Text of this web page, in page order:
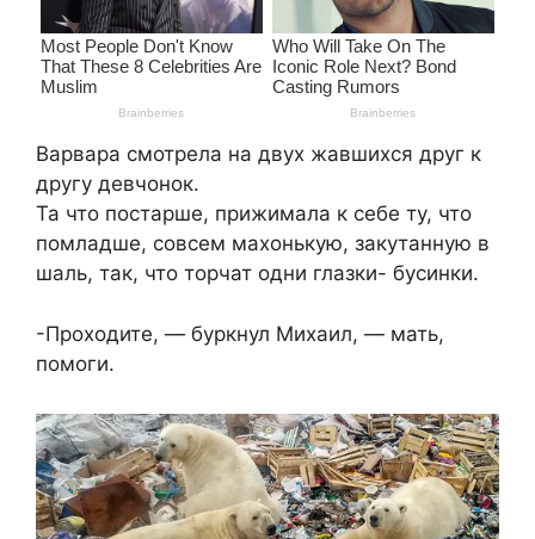
Варвара смотрела на двух жавшихся друг к
другу девчонок.
Та что постарше, прижимала к себе ту, что
помладше, совсем махонькую, закутанную в
шаль, так, что торчат одни глазки- бусинки.
-Проходите, — буркнул Михаил, — мать,
помоги.